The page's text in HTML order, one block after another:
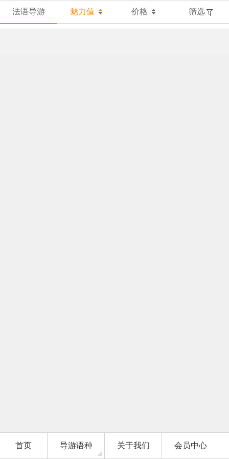
法语导游 魅力值 价格 筛选
首页 导游语种 关于我们 会员中心